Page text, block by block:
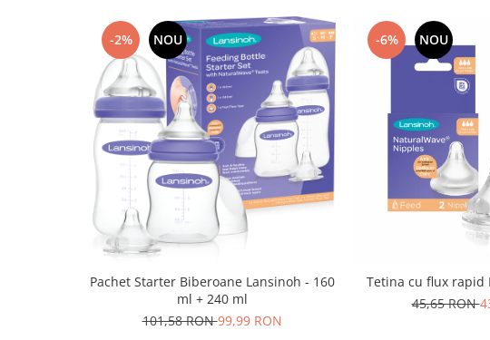
-2% NOU
Pachet Starter Biberoane Lansinoh - 160
ml + 240 ml
101,58 RON99,99 RON
-6% NOU
Tetina cu flux rapid
45,65 RON